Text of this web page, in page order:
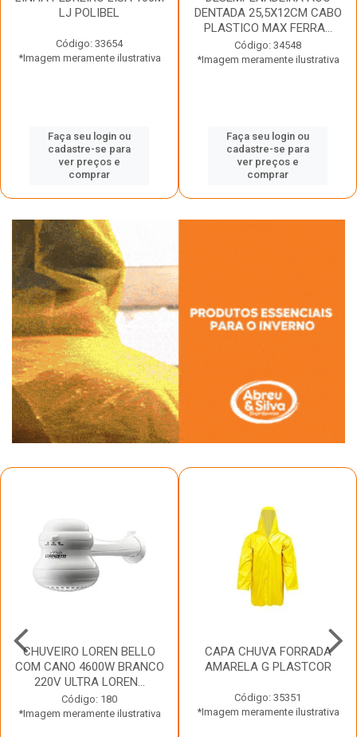
LJ POLIBEL
Código: 33654
*Imagem meramente ilustrativa
Faça seu login ou
cadastre-se para
ver preços e
comprar
DENTADA 25,5X12CM CABO
PLASTICO MAX FERRA...
Código: 34548
*Imagem meramente ilustrativa
Faça seu login ou
cadastre-se para
ver preços e
comprar
CHUVEIRO LOREN BELLO
COM CANO 4600W BRANCO
220V ULTRA LOREN...
Código: 180
*Imagem meramente ilustrativa
CAPA CHUVA FORRADA
AMARELA G PLASTCOR
Código: 35351
*Imagem meramente ilustrativa